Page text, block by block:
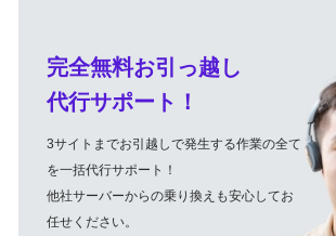
完全無料お引っ越し
代行サポート！
3サイトまでお引越しで発生する作業の全て
を一括代行サポート！
他社サーバーからの乗り換えも安心してお
任せください。